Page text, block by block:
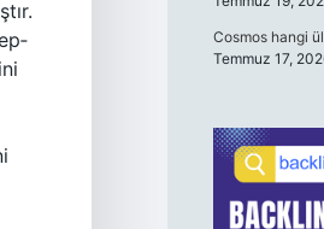
Cosmos hangi
Temmuz 17,